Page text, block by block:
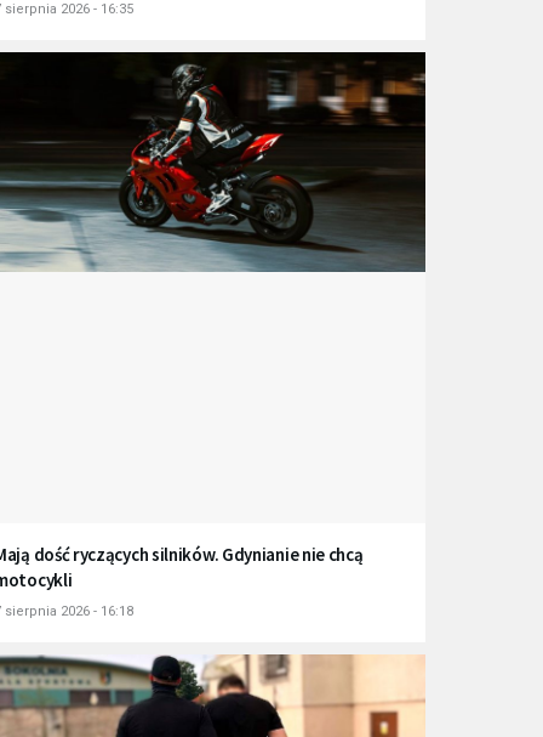
sierpnia 2026 - 16:35
dość ryczących silników. Gdynianie nie chcą
sierpnia 2026 - 16:18